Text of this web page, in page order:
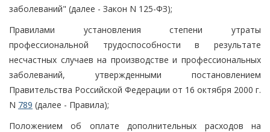
заболеваний" (далее - Закон N 125-ФЗ);
Правилами установления степени утраты
профессиональной трудоспособности в результате
несчастных случаев на производстве и профессиональных
заболеваний, утвержденными постановлением
Правительства Российской Федерации от 16 октября 2000 г.
N 789 (далее - Правила);
Положением об оплате дополнительных расходов на